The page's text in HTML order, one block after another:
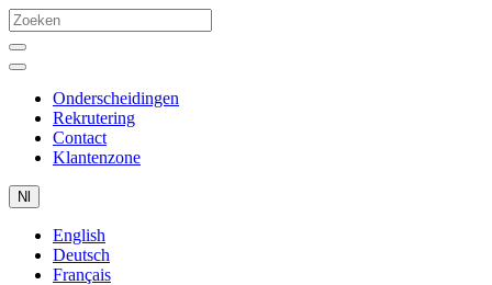
Onderscheidingen
Rekrutering
Contact
Klantenzone
Nl
English
Deutsch
Français